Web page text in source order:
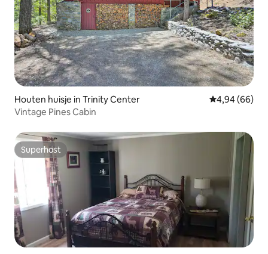
Houten huisje in Trinity Center Gemiddelde
4,94 (66)
Vintage Pines Cabin
Superhost
Superhost